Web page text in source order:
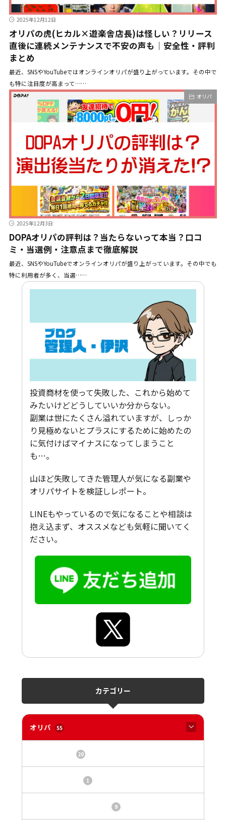
2025年12月12日
オリパの虎(ヒカル×遊楽舎店長)は怪しい？リリース
直後に連続メンテナンスで不安の声も｜安全性・評判
まとめ
最近、SNSやYouTubeではオンラインオリパが盛り上がっています。その中で
も特に注目度が高まって……
オリパ
2025年12月3日
DOPAオリパの評判は？当たらないって本当？口コ
ミ・当選例・注意点まで徹底解説
最近、SNSやYouTubeでオンラインオリパが盛り上がっています。その中でも
特に利用者が多く、当選……
投資商材を使って失敗した、これから始めて
みたいけどどうしていいか分からない。
副業は世にたくさん溢れていますが、しっか
り見極めないとプラスにするために始めたの
に気付けばマイナスになってしまうこと
も…。
山ほど失敗してきた管理人が気になる副業や
オリパサイトを検証しレポート。
LINEもやっているので気になることや相談は
抱え込まず、オススメなども気軽に聞いてく
ださい。
カテゴリー
オリパ 55
20
1
9